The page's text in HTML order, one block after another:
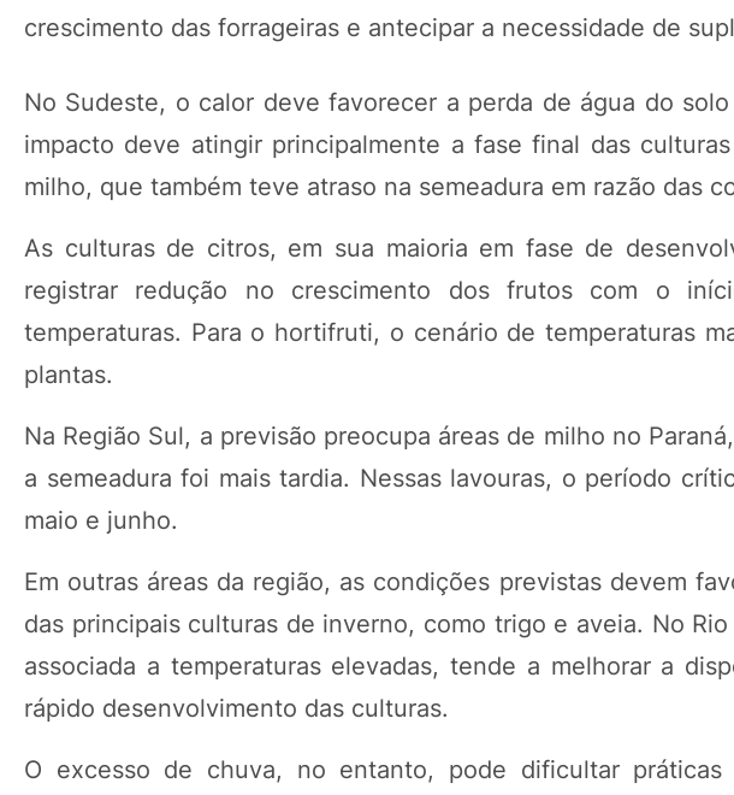
crescimento das forrageiras e antecipar a necessidade de
No Sudeste, o calor deve favorecer a perda de água do
impacto deve atingir principalmente a fase final das
milho, que também teve atraso na semeadura em razão das
As culturas de citros, em sua maioria em fase de
registrar redução no crescimento dos frutos com o
temperaturas. Para o hortifruti, o cenário de temperaturas
plantas.
Na Região Sul, a previsão preocupa áreas de milho no
a semeadura foi mais tardia. Nessas lavouras, o período
maio e junho.
Em outras áreas da região, as condições previstas devem
das principais culturas de inverno, como trigo e aveia. No
associada a temperaturas elevadas, tende a melhorar a
rápido desenvolvimento das culturas.
O excesso de chuva, no entanto, pode dificultar